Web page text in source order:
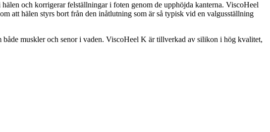
och korrigerar felställningar i foten genom de upphöjda kanterna. ViscoHeel
att hälen styrs bort från den inåtlutning som är så typisk vid en valgusställning
muskler och senor i vaden. ViscoHeel K är tillverkad av silikon i hög kvalitet,